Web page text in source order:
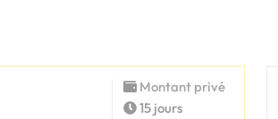
Montant privé
15 jours